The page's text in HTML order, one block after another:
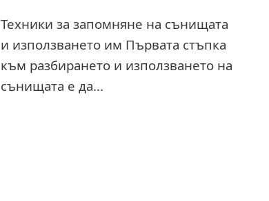
Техники за запомняне на сънищата
и използването им Първата стъпка
към разбирането и използването на
сънищата е да...